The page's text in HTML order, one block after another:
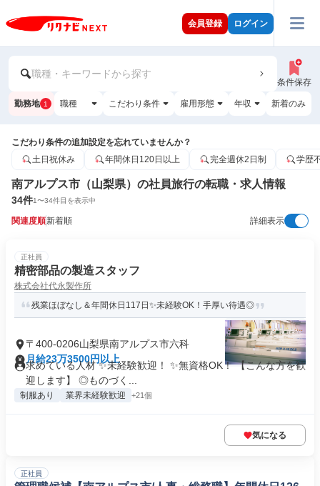
会員登録 ログイン
職種・キーワードから探す
条件保存
勤務地 1 職種 こだわり条件 雇用形態 年収 新着のみ
こだわり条件の追加設定を忘れていませんか？
土日祝休み
年間休日120日以上 完全週休2日制 学歴
南アルプス市（山梨県）の社員旅行の転職・求人情報
34件1〜34件目を表示中
関連度順新着順 詳細表示
正社員
精密部品の製造スタッフ
株式会社代永製作所
残業ほぼなし＆年間休日117日✨未経験OK！手厚い待遇◎
〒400-0206山梨県南アルプス市六科
月給23万3500円以上
求めている人材 ✨未経験歓迎！ ✨無資格OK！ 【こんな方を歓
迎します】 ◎ものづく...
制服あり 業界未経験歓迎 +21個
気になる
正社員